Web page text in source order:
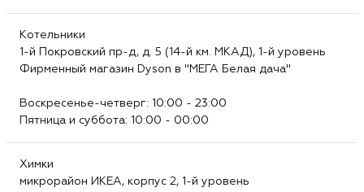
Котельники
1-й Покровский пр-д, д. 5 (14-й км. МКАД), 1-й уровень
Фирменный магазин Dyson в "МЕГА Белая дача"
Воскресенье-четверг: 10:00 - 23:00
Пятница и суббота: 10:00 - 00:00
Химки
микрорайон ИКЕА, корпус 2, 1-й уровень